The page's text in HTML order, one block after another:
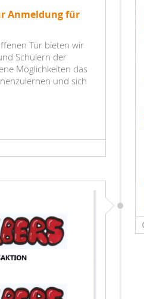
Anmeldung für
Tür bieten wir
Schülern der
Möglichkeiten das
und sich